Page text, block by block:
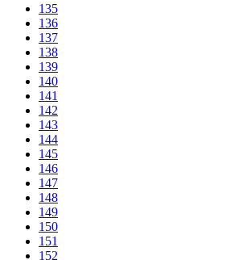
135
136
137
138
139
140
141
142
143
144
145
146
147
148
149
150
151
152